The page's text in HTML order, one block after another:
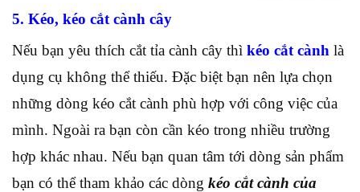
5. Kéo, kéo cắt cành cây
Nếu bạn yêu thích cắt tỉa cành cây thì kéo cắt cành là
dụng cụ không thể thiếu. Đặc biệt bạn nên lựa chọn
những dòng kéo cắt cành phù hợp với công việc của
mình. Ngoài ra bạn còn cần kéo trong nhiều trường
hợp khác nhau. Nếu bạn quan tâm tới dòng sản phẩm
bạn có thể tham khảo các dòng kéo cắt cành của